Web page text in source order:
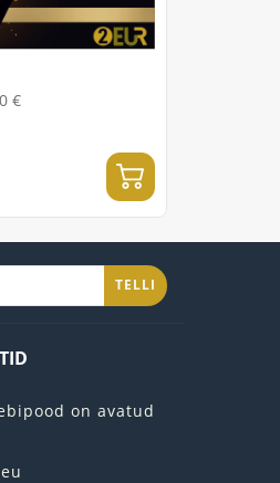
€
TELLI
on avatud